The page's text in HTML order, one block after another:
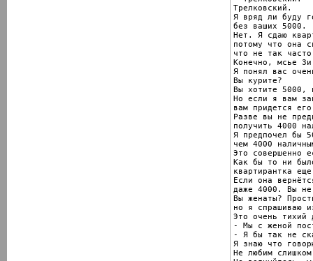
Трелковский.
Я вряд ли буду
без ваших 5000.
Нет. Я сдаю
потому что она
что не так
Конечно, мсье
Я понял вас
Вы курите?
Вы хотите 5000,
Но если я вам
вам придется
Разве вы не
получить 4000
Я предпочел бы
чем 4000
Это совершенно
Как бы то ни
квартирантка
Если она
даже 4000. Вы не
Вы женаты?
но я спрашиваю
Это очень тихий
- Мы с женой
- Я бы так не
Я знаю что
Не любим